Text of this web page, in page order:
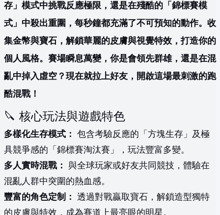
存」模式中挑戰反應極限，還是在殘酷的「錦標賽模
式」中殺出重圍，每秒鐘都充滿了不可預知的動作。收
集金幣與寶石，解鎖華麗的皮膚與視覺特效，打造你的
個人風格。賽場瞬息萬變，你是會領先群雄，還是在混
亂中掉入虛空？現在就拉上好友，開啟這場最刺激的跑
酷混戰！
🔪 核心玩法與遊戲特色
多樣化生存模式： 包含考驗反應的「方塊生存」及極
具競爭感的「錦標賽淘汰賽」，玩法豐富多變。
多人實時混戰： 與全球玩家或好友共同競技，體驗在
混亂人群中突圍的熱血感。
豐富的角色定制： 透過對戰贏取寶石，解鎖造型獨特
的皮膚與特效，成為賽道上最亮眼的明星。